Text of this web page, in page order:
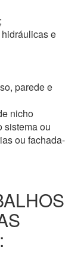
e
parede e
nicho
sistema ou
ou fachada-